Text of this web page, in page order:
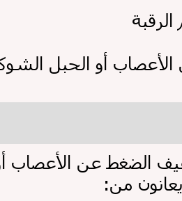
الضغط عن الأعصاب
من